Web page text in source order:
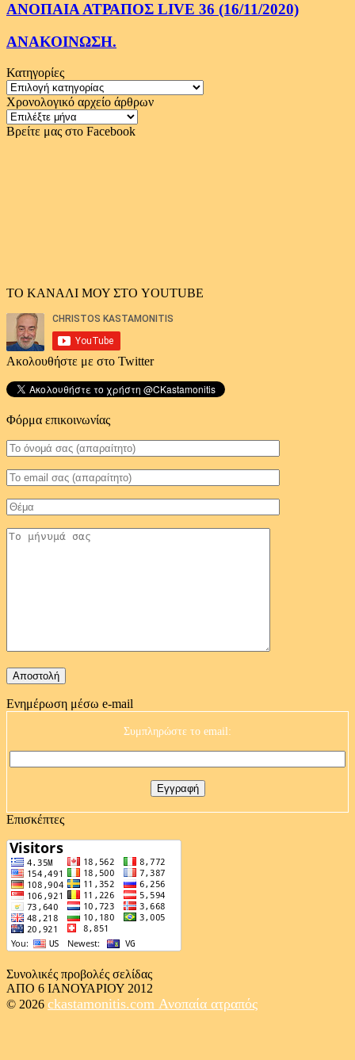
ΑΝΟΠΑΙΑ ΑΤΡΑΠΟΣ LIVE 36 (16/11/2020)
ΑΝΑΚΟΙΝΩΣΗ.
Κατηγορίες
Κατηγορίες
Χρονολογικό αρχείο άρθρων
Χρονολογικό
αρχείο
Βρείτε μας στο Facebook
ΤΟ ΚΑΝΑΛΙ ΜΟΥ ΣΤΟ YOUTUBE
Ακολουθήστε με στο Twitter
Φόρμα επικοινωνίας
Ενημέρωση μέσω e-mail
Συμπληρώστε το email:
Επισκέπτες
Συνολικές προβολές σελίδας
ΑΠΟ 6 ΙΑΝΟΥΑΡΙΟΥ 2012
© 2026 ckastamonitis.com Ανοπαία ατραπός